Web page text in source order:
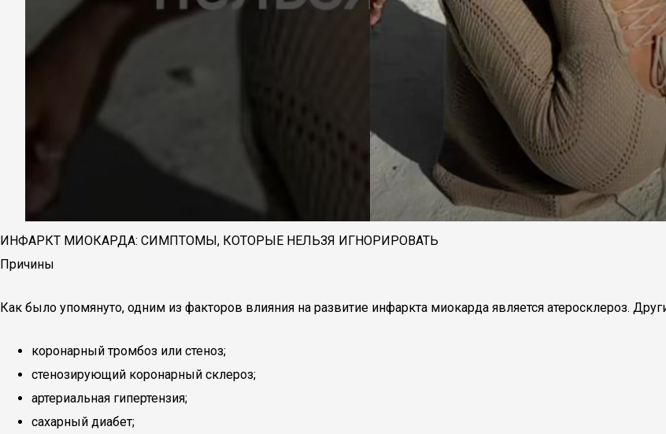
ИНФАРКТ МИОКАРДА: СИМПТОМЫ, КОТОРЫЕ НЕЛЬЗЯ ИГНОРИРОВАТЬ
Причины
Как было упомянуто, одним из факторов влияния на развитие инфаркта миокарда является атеросклероз.
коронарный тромбоз или стеноз;
стенозирующий коронарный склероз;
артериальная гипертензия;
сахарный диабет;